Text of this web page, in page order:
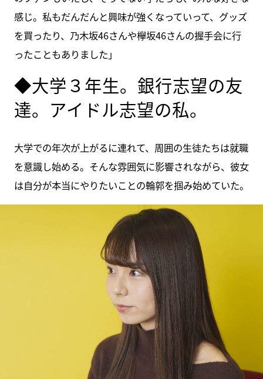
感じ。私もだんだんと興味が強くなっていって、グッズ
を買ったり、乃木坂46さんや欅坂46さんの握手会に行
ったこともありました」
◆大学３年生。銀行志望の友
達。アイドル志望の私。
大学での年次が上がるに連れて、周囲の生徒たちは就職
を意識し始める。そんな雰囲気に影響されながら、彼女
は自分が本当にやりたいことの輪郭を掴み始めていた。